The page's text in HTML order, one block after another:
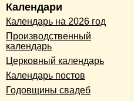
Календари
Календарь на 2026 год
Производственный
календарь
Церковный календарь
Календарь постов
Годовщины свадеб